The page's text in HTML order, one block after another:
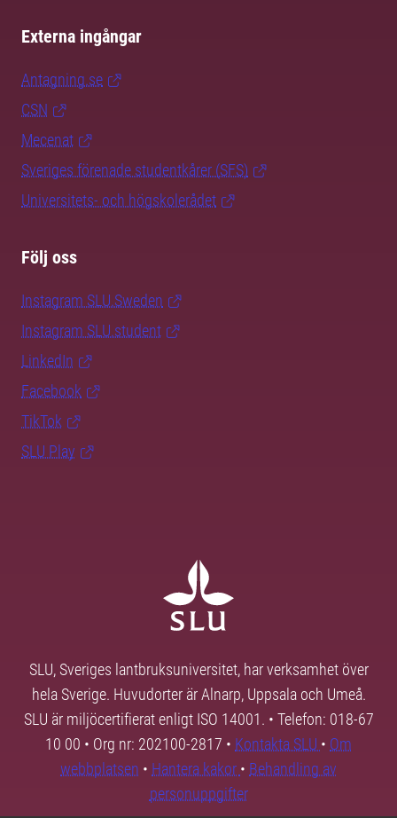
Externa ingångar
Antagning.se
CSN
Mecenat
Sveriges förenade studentkårer (SFS)
Universitets- och högskolerådet
Följ oss
Instagram SLU.Sweden
Instagram SLU.student
LinkedIn
Facebook
TikTok
SLU Play
SLU, Sveriges lantbruksuniversitet, har verksamhet över
hela Sverige. Huvudorter är Alnarp, Uppsala och Umeå.
SLU är miljöcertifierat enligt ISO 14001. • Telefon: 018-67
10 00 • Org nr: 202100-2817 • Kontakta SLU • Om
webbplatsen • Hantera kakor • Behandling av
personuppgifter